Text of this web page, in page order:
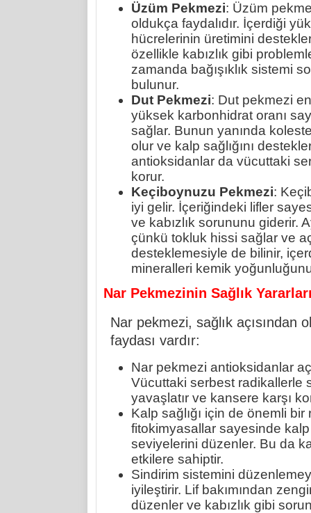
Üzüm Pekmezi: Üzüm
oldukça faydalıdır. İçerdiği
hücrelerinin üretimini
özellikle kabızlık gibi
zamanda bağışıklık sistemi
bulunur.
Dut Pekmezi: Dut pekmezi
yüksek karbonhidrat oranı
sağlar. Bunun yanında
olur ve kalp sağlığını
antioksidanlar da vücuttaki
korur.
Keçiboynuzu Pekmezi:
iyi gelir. İçeriğindeki lifler
ve kabızlık sorununu giderir.
çünkü tokluk hissi sağlar ve
desteklemesiyle de bilinir,
mineralleri kemik yoğunluğunu
Nar Pekmezinin Sağlık
Nar pekmezi, sağlık açısından
faydası vardır:
Nar pekmezi antioksidanlar
Vücuttaki serbest radikallerle
yavaşlatır ve kansere karşı
Kalp sağlığı için de önemli
fitokimyasallar sayesinde kalp
seviyelerini düzenler. Bu da
etkilere sahiptir.
Sindirim sistemini
iyileştirir. Lif bakımından
düzenler ve kabızlık gibi